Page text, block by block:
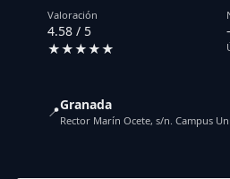
Valoración
4.58 / 5
★★★★★
📍Granada
Rector Marín Ocete, s/n. Campus